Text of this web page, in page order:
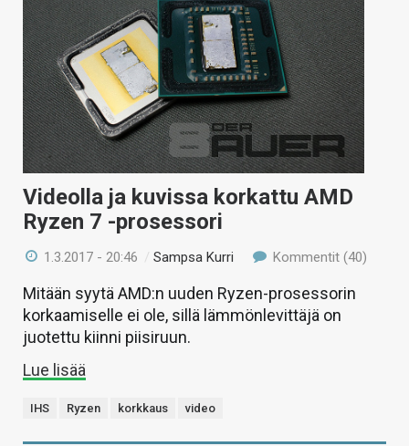
Videolla ja kuvissa korkattu AMD
Ryzen 7 -prosessori
1.3.2017 - 20:46 /Sampsa Kurri Kommentit (40)
Mitään syytä AMD:n uuden Ryzen-prosessorin
korkaamiselle ei ole, sillä lämmönlevittäjä on
juotettu kiinni piisiruun.
Lue lisää
IHS Ryzen korkkaus video